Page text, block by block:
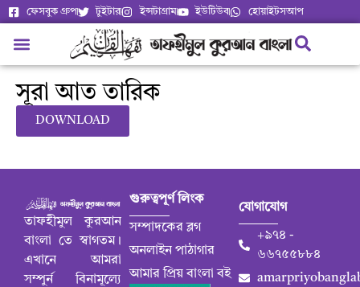
ফেসবুক গ্রুপ টুইটার ইন্সটাগ্রাম ইউটিউব হোয়াইটসআপ
সূরা আত তারিক
DOWNLOAD
তাফহীমুল কুরআন
বাংলা তে স্বাগতম।
এখানে আমরা
সম্পুর্ন বিনামূল্যে
গুরুত্বপূর্ণ লিংক
সম্পাদকের ব্লগ
অনলাইন পাঠাগার
আমার প্রিয় বাংলা বই
যোগাযোগ
+৯৭৪ -
৬৬৭৫৫৮৮৪